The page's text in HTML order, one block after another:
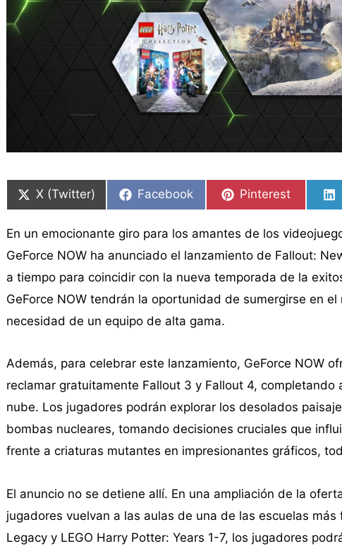
en
X (Twitter)
en
Facebook
en
Pinterest
En un emocionante giro para los amantes de los
GeForce NOW ha anunciado el lanzamiento de Fallout:
a tiempo para coincidir con la nueva temporada de la
GeForce NOW tendrán la oportunidad de sumergirse en
necesidad de un equipo de alta gama.
Además, para celebrar este lanzamiento, GeForce NOW
reclamar gratuitamente Fallout 3 y Fallout 4,
nube. Los jugadores podrán explorar los desolados
bombas nucleares, tomando decisiones cruciales que
frente a criaturas mutantes en impresionantes gráficos,
El anuncio no se detiene allí. En una ampliación de la
jugadores vuelvan a las aulas de una de las escuelas
Legacy y LEGO Harry Potter: Years 1-7, los jugadores
en
en
en